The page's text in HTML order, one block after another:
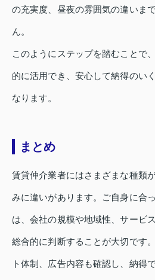
の充実度、昼夜の雰囲気の違いま
ん。
このようにステップを踏むことで
的に活用でき、安心して納得のい
なります。
まとめ
賃貸仲介業者にはさまざまな種類
みに違いがあります。ご自身に合
は、会社の規模や地域性、サービ
総合的に判断することが大切です
ト体制、広告内容も確認し、納得